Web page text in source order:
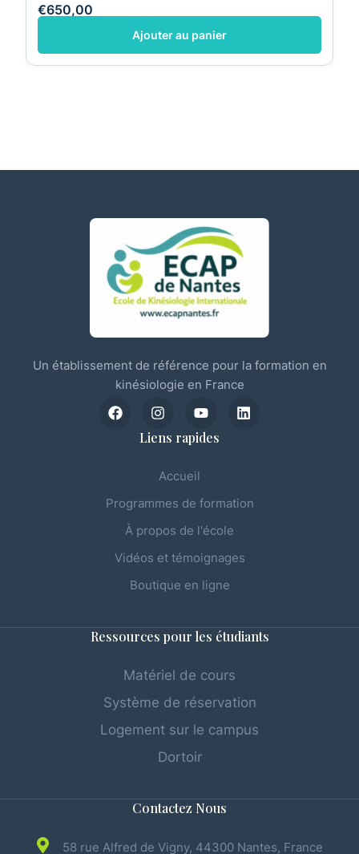
€650,00
Ajouter au panier
Un établissement de référence pour la formation en
kinésiologie en France
Liens rapides
Accueil
Programmes de formation
À propos de l'école
Vidéos et témoignages
Boutique en ligne
Ressources pour les étudiants
Matériel de cours
Système de réservation
Logement sur le campus
Dortoir
Contactez Nous
58 rue Alfred de Vigny, 44300 Nantes, France